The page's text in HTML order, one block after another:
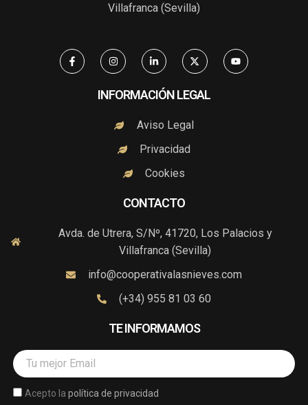
Villafranca (Sevilla)
F
a
c
I
n
s
a
g
a
m
L
i
n
e
d
n
-
n
X
-
t
i
t
e
r
Y
o
u
INFORMACIÓN LEGAL
Aviso Legal
Privacidad
Cookies
CONTACTO
Avda. de Utrera, S/Nº, 41720, Los Palacios y
Villafranca (Sevilla)
info@cooperativalasnieves.com
(+34) 955 81 03 60
TE INFORMAMOS
Email
Acepto la política de privacidad